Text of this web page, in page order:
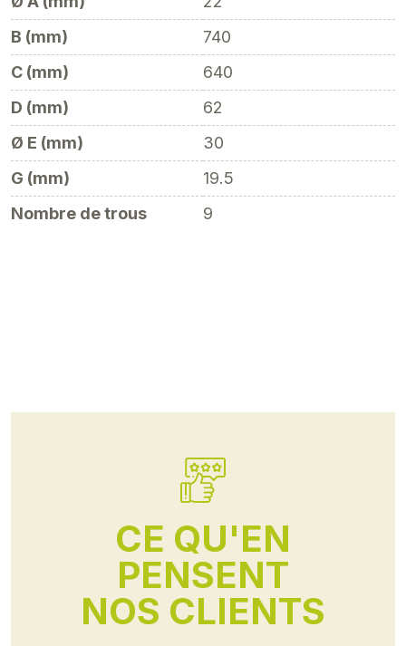
B (mm)
740
C (mm)
640
D (mm)
62
Ø E (mm)
30
G (mm)
19.5
Nombre de trous
9
CE QU'EN
PENSENT
NOS CLIENTS